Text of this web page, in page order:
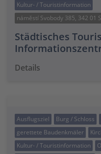
Kultur- / Touristinformation
náměstí Svobody 385, 342 01
Städtisches
Details
Ausflugsziel Burg / Schloss
gerettete Baudenkmäler
Kultur- / Touristinformation